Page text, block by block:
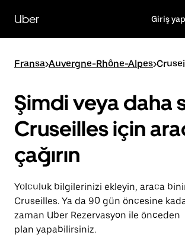
içeriğe
gidinUber Giriş yap
Fransa>Auvergne-Rhône-Alpes>
Şimdi veya daha
Cruseilles için
çağırın
Yolculuk bilgilerinizi ekleyin, araca
Cruseilles. Ya da 90 gün öncesine
zaman Uber Rezervasyon ile önceden
plan yapabilirsiniz.